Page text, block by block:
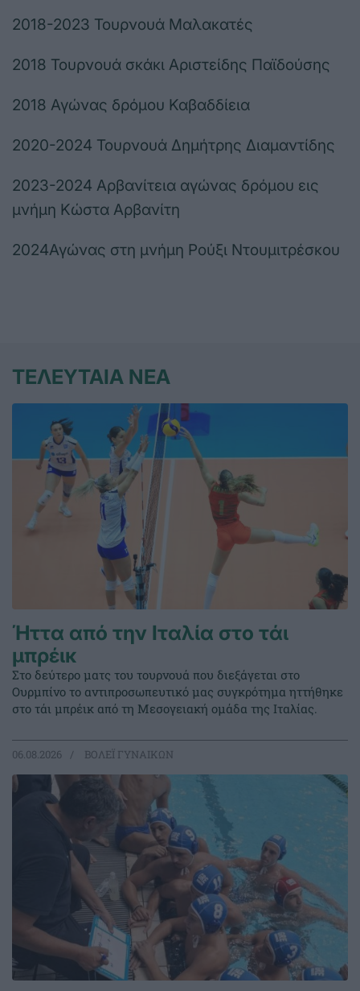
2018-2023 Τουρνουά Μαλακατές
2018 Τουρνουά σκάκι Αριστείδης Παϊδούσης
2018 Αγώνας δρόμου Καβαδδίεια
2020-2024 Τουρνουά Δημήτρης Διαμαντίδης
2023-2024 Αρβανίτεια αγώνας δρόμου εις
μνήμη Κώστα Αρβανίτη
2024Αγώνας στη μνήμη Ρούξι Ντουμιτρέσκου
ΤΕΛΕΥΤΑΙΑ ΝΕΑ
Ήττα από την Ιταλία στο τάι
μπρέικ
Στο δεύτερο ματς του τουρνουά που διεξάγεται στο
Ουρμπίνο το αντιπροσωπευτικό μας συγκρότημα ηττήθηκε
στο τάι μπρέικ από τη Μεσογειακή ομάδα της Ιταλίας.
06.08.2026 ΒΟΛΕΪ ΓΥΝΑΙΚΩΝ